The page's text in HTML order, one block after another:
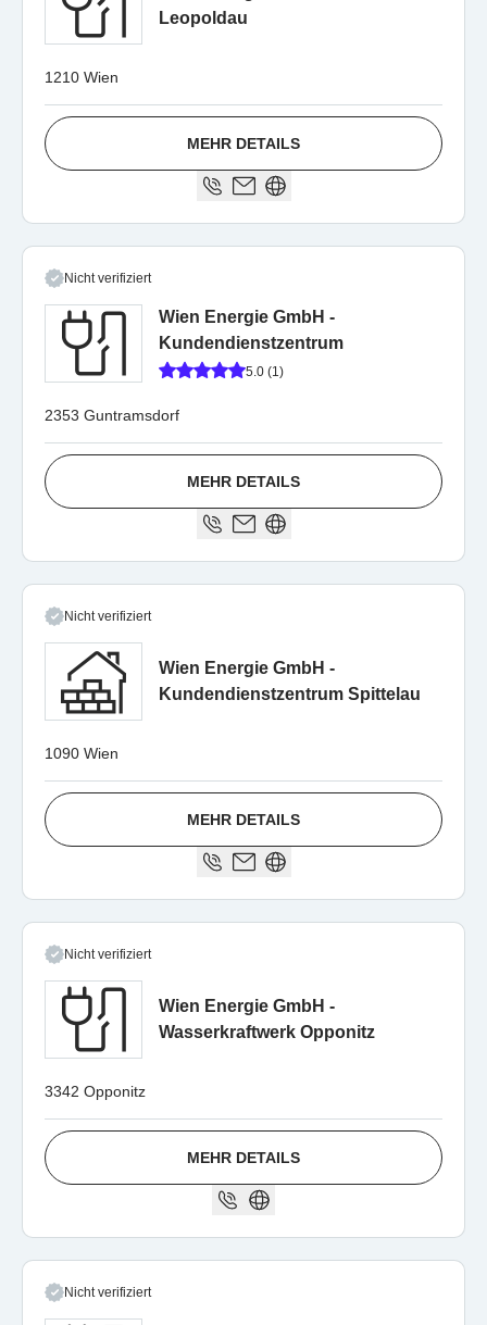
Leopoldau
1210 Wien
MEHR DETAILS
Nicht verifiziert
Wien Energie GmbH -
Kundendienstzentrum
5.0 (1)
2353 Guntramsdorf
MEHR DETAILS
Nicht verifiziert
Wien Energie GmbH -
Kundendienstzentrum Spittelau
1090 Wien
MEHR DETAILS
Nicht verifiziert
Wien Energie GmbH -
Wasserkraftwerk Opponitz
3342 Opponitz
MEHR DETAILS
Nicht verifiziert